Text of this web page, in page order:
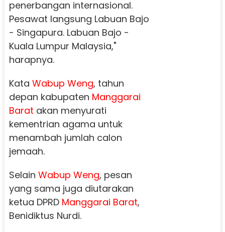
penerbangan internasional.
Pesawat langsung Labuan Bajo
- Singapura. Labuan Bajo -
Kuala Lumpur Malaysia,"
harapnya.
Kata Wabup Weng, tahun
depan kabupaten Manggarai
Barat akan menyurati
kementrian agama untuk
menambah jumlah calon
jemaah.
Selain Wabup Weng, pesan
yang sama juga diutarakan
ketua DPRDManggarai Barat,
Benidiktus Nurdi.